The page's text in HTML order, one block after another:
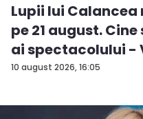
10 august 2026, 16:05
Lupii lui
pe 21 august.
ai spectacolului -